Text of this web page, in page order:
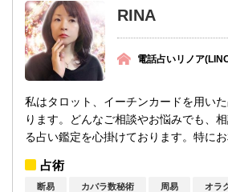
RINA
電話占いリノア
私はタロット、イーチンカードを用い
ります。どんなご相談やお悩みでも、
る占い鑑定を心掛けております。特に
占術
断易 カバラ数秘術 周易 オラ